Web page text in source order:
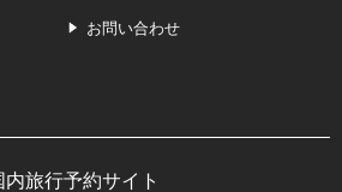
お問い合わせ
内旅行予約サイト